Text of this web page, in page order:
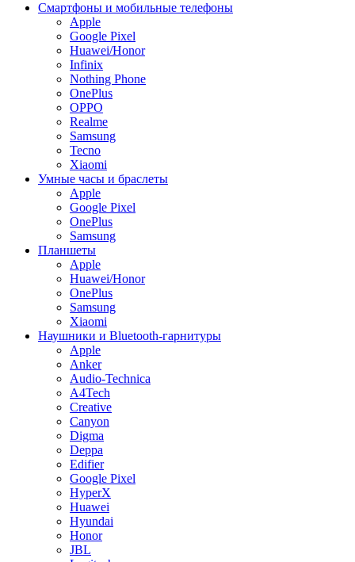
Смартфоны и мобильные телефоны
Apple
Google Pixel
Huawei/Honor
Infinix
Nothing Phone
OnePlus
OPPO
Realme
Samsung
Tecno
Xiaomi
Умные часы и браслеты
Apple
Google Pixel
OnePlus
Samsung
Планшеты
Apple
Huawei/Honor
OnePlus
Samsung
Xiaomi
Наушники и Bluetooth-гарнитуры
Apple
Anker
Audio-Technica
A4Tech
Creative
Canyon
Digma
Deppa
Edifier
Google Pixel
HyperX
Huawei
Hyundai
Honor
JBL